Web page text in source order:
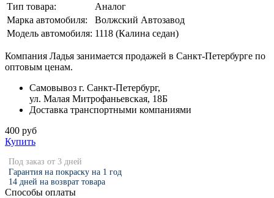
Тип товара:
Аналог
Марка автомобиля:
Волжский Автозавод
Модель автомобиля: 1118 (Калина седан)
Компания Ладья занимается продажей в Санкт-Петербурге по
оптовым ценам.
Самовывоз г. Санкт-Петербург,
ул. Малая Митрофаньевская, 18Б
Доставка транспортными компаниями
400 руб
Купить
Под заказ от 3 дней
Гарантия на покраску на 1 год
14 дней на возврат товара
Способы оплаты